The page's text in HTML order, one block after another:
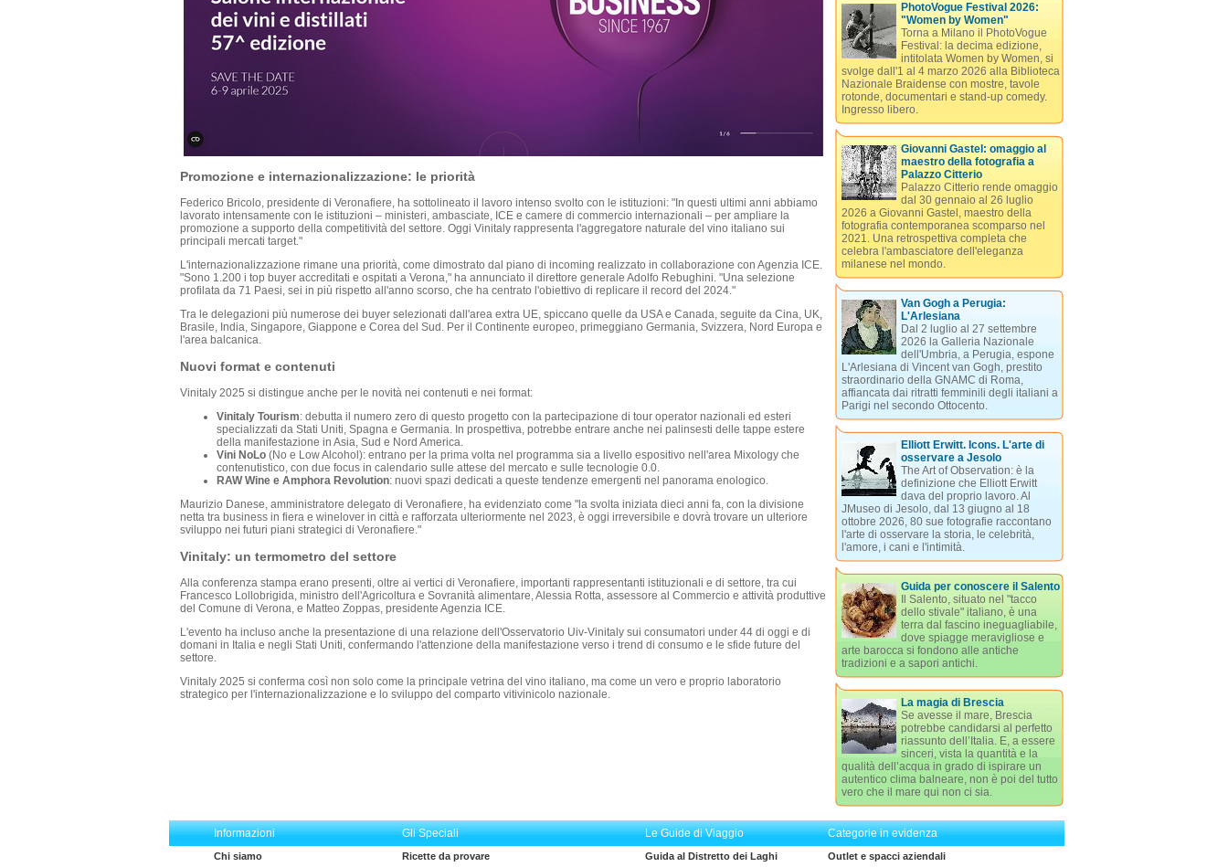
Promozione e internazionalizzazione: le priorità
Federico Bricolo, presidente di Veronafiere, ha sottolineato il lavoro intenso svolto con le istituzioni: "In questi ultimi anni abbiamo
lavorato intensamente con le istituzioni – ministeri, ambasciate, ICE e camere di commercio internazionali – per ampliare la
promozione a supporto della competitività del settore. Oggi Vinitaly rappresenta l'aggregatore naturale del vino italiano sui
principali mercati target."
L'internazionalizzazione rimane una priorità, come dimostrato dal piano di incoming realizzato in collaborazione con Agenzia ICE.
"Sono 1.200 i top buyer accreditati e ospitati a Verona," ha annunciato il direttore generale Adolfo Rebughini. "Una selezione
profilata da 71 Paesi, sei in più rispetto all'anno scorso, che ha centrato l'obiettivo di replicare il record del 2024."
Tra le delegazioni più numerose dei buyer selezionati dall'area extra UE, spiccano quelle da USA e Canada, seguite da Cina, UK,
Brasile, India, Singapore, Giappone e Corea del Sud. Per il Continente europeo, primeggiano Germania, Svizzera, Nord Europa e
l'area balcanica.
Nuovi format e contenuti
Vinitaly 2025 si distingue anche per le novità nei contenuti e nei format:
Vinitaly Tourism: debutta il numero zero di questo progetto con la partecipazione di tour operator nazionali ed esteri
specializzati da Stati Uniti, Spagna e Germania. In prospettiva, potrebbe entrare anche nei palinsesti delle tappe estere
della manifestazione in Asia, Sud e Nord America.
Vini NoLo(No e Low Alcohol): entrano per la prima volta nel programma sia a livello espositivo nell'area Mixology che
contenutistico, con due focus in calendario sulle attese del mercato e sulle tecnologie 0.0.
RAW Wine e Amphora Revolution: nuovi spazi dedicati a queste tendenze emergenti nel panorama enologico.
Maurizio Danese, amministratore delegato di Veronafiere, ha evidenziato come "la svolta iniziata dieci anni fa, con la divisione
netta tra business in fiera e winelover in città e rafforzata ulteriormente nel 2023, è oggi irreversibile e dovrà trovare un ulteriore
sviluppo nei futuri piani strategici di Veronafiere."
Vinitaly: un termometro del settore
Alla conferenza stampa erano presenti, oltre ai vertici di Veronafiere, importanti rappresentanti istituzionali e di settore, tra cui
Francesco Lollobrigida, ministro dell'Agricoltura e Sovranità alimentare, Alessia Rotta, assessore al Commercio e attività produttive
del Comune di Verona, e Matteo Zoppas, presidente Agenzia ICE.
L'evento ha incluso anche la presentazione di una relazione dell'Osservatorio Uiv-Vinitaly sui consumatori under 44 di oggi e di
domani in Italia e negli Stati Uniti, confermando l'attenzione della manifestazione verso i trend di consumo e le sfide future del
settore.
Vinitaly 2025 si conferma così non solo come la principale vetrina del vino italiano, ma come un vero e proprio laboratorio
strategico per l'internazionalizzazione e lo sviluppo del comparto vitivinicolo nazionale.
PhotoVogue Festival 2026:
"Women by Women"
Torna a Milano il PhotoVogue
Festival: la decima edizione,
intitolata Women by Women, si
svolge dall'1 al 4 marzo 2026 alla Biblioteca
Nazionale Braidense con mostre, tavole
rotonde, documentari e stand-up comedy.
Ingresso libero.
Giovanni Gastel: omaggio al
maestro della fotografia a
Palazzo Citterio
Palazzo Citterio rende omaggio
dal 30 gennaio al 26 luglio
2026 a Giovanni Gastel, maestro della
fotografia contemporanea scomparso nel
2021. Una retrospettiva completa che
celebra l'ambasciatore dell'eleganza
milanese nel mondo.
Van Gogh a Perugia:
L'Arlesiana
Dal 2 luglio al 27 settembre
2026 la Galleria Nazionale
dell'Umbria, a Perugia, espone
L'Arlesiana di Vincent van Gogh, prestito
straordinario della GNAMC di Roma,
affiancata dai ritratti femminili degli italiani a
Parigi nel secondo Ottocento.
Elliott Erwitt. Icons. L'arte di
osservare a Jesolo
The Art of Observation: è la
definizione che Elliott Erwitt
dava del proprio lavoro. Al
JMuseo di Jesolo, dal 13 giugno al 18
ottobre 2026, 80 sue fotografie raccontano
l'arte di osservare la storia, le celebrità,
l'amore, i cani e l'intimità.
Guida per conoscere il Salento
Il Salento, situato nel "tacco
dello stivale" italiano, è una
terra dal fascino ineguagliabile,
dove spiagge meravigliose e
arte barocca si fondono alle antiche
tradizioni e a sapori antichi.
La magia di Brescia
Se avesse il mare, Brescia
potrebbe candidarsi al perfetto
riassunto dell’Italia. E, a essere
sinceri, vista la quantità e la
qualità dell’acqua in grado di ispirare un
autentico clima balneare, non è poi del tutto
vero che il mare qui non ci sia.
Informazioni Gli Speciali Le Guide di Viaggio Categorie in evidenza
Chi siamo Ricette da provare Guida al Distretto dei Laghi Outlet e spacci aziendali